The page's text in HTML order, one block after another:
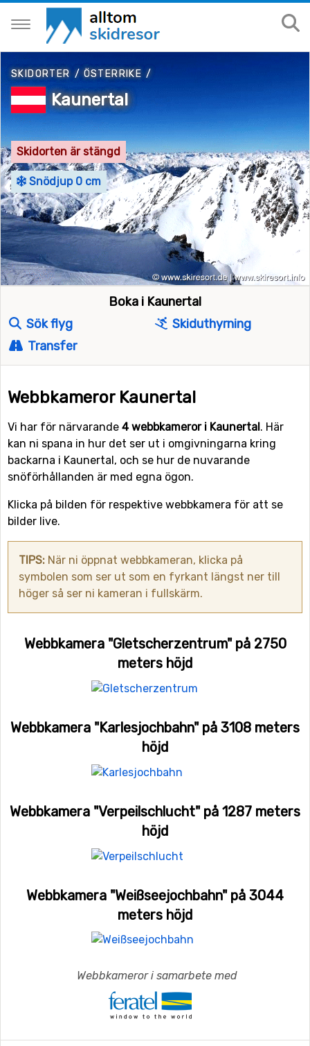
SKIDORTER / ÖSTERRIKE /
Kaunertal
Skidorten är stängd
Snödjup 0 cm
Boka i Kaunertal
Sök flyg
Skiduthyrning
Transfer
Webbkameror Kaunertal
Vi har för närvarande 4 webbkameror i Kaunertal. Här
kan ni spana in hur det ser ut i omgivningarna kring
backarna i Kaunertal, och se hur de nuvarande
snöförhållanden är med egna ögon.
Klicka på bilden för respektive webbkamera för att se
bilder live.
TIPS: När ni öppnat webbkameran, klicka på
symbolen som ser ut som en fyrkant längst ner till
höger så ser ni kameran i fullskärm.
Webbkamera "Gletscherzentrum" på 2750
meters höjd
Webbkamera "Karlesjochbahn" på 3108 meters
höjd
Webbkamera "Verpeilschlucht" på 1287 meters
höjd
Webbkamera "Weißseejochbahn" på 3044
meters höjd
Webbkameror i samarbete med